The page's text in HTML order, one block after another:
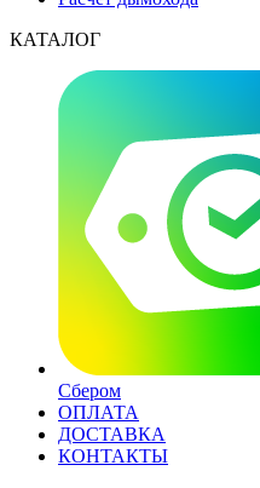
КАТАЛОГ
Сбером
ОПЛАТА
ДОСТАВКА
КОНТАКТЫ